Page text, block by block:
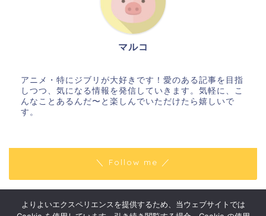
マルコ
アニメ・特にジブリが大好きです！愛のある記事を目指
しつつ、気になる情報を発信していきます。気軽に、こ
んなことあるんだ〜と楽しんでいただけたら嬉しいで
す。
＼ Follow me ／
プライバシーポリシー 免責事項
よりよいエクスペリエンスを提供するため、当ウェブサイトでは